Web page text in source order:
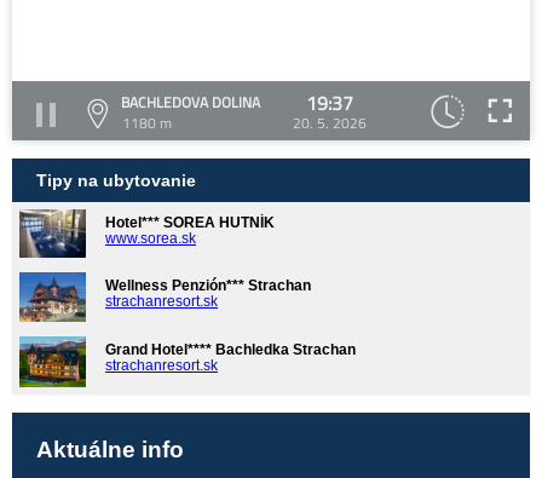
BACHLEDOVA DOLINA
1180 m
19:37
20. 5. 2026
Tipy na ubytovanie
Hotel*** SOREA HUTNÍK
www.sorea.sk
Wellness Penzión*** Strachan
strachanresort.sk
Grand Hotel**** Bachledka Strachan
strachanresort.sk
Aktuálne info